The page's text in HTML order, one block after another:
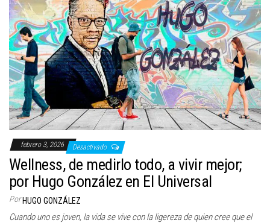
febrero 3, 2026 Desactivado
Wellness, de medirlo todo, a vivir mejor;
por Hugo González en El Universal
Por HUGO GONZÁLEZ
Cuando uno es joven, la vida se vive con la ligereza de quien cree que el